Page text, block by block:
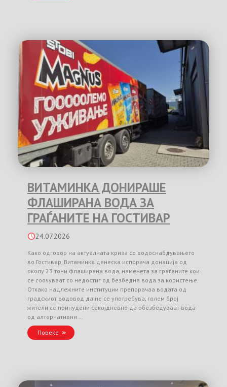
ВИТАМИНКА ДОНИРАШЕ
ФЛАШИРАНА ВОДА ЗА
ГРАЃАНИТЕ НА ГОСТИВАР
24.07.2026
Како одговор на актуелната криза со водоснабдувањето
во Гостивар, Витаминка денеска испорача донација од
околу 23 тони флаширана вода, наменета за граѓаните кои
се соочуваат со недостиг од безбедна вода за користење.
Откако надлежните институции препорачаа водата од
градскиот водовод да не се употребува, голем број
жители се принудени секојдневно да обезбедуваат вода
од алтернативни …
Повеќе